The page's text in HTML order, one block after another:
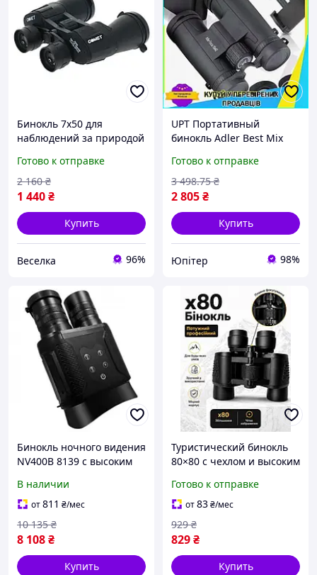
Бинокль 7x50 для
наблюдений за природой
отдыхом с чехлом и
защитой от повреждений
FLAME
Готово к отправке
1 440₴
2 160 ₴
Купить
Веселка 96%
UPT Портативный
бинокль Adler Best Mix
наблюдения за природой
с высоким увеличение
UPT66-B
Готово к отправке
2 805₴
3 498.75 ₴
Купить
Юпітер 98%
Бинокль ночного видения
NV400B 8139 с высоким
инфракрасной
подсветкой для охоты и
туризма
В наличии
от811 ₴/мес
8 108₴
10 135 ₴
Купить
Туристический бинокль
80×80 с чехлом и высоким
туризма и наблюдений
10439
Готово к отправке
от83₴/мес
829₴
929 ₴
Купить